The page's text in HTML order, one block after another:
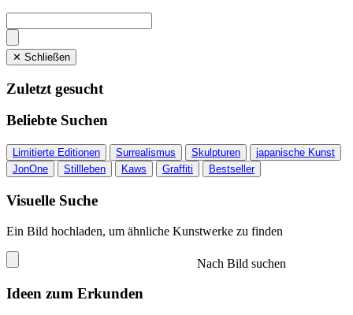
✕ Schließen
Zuletzt gesucht
Beliebte Suchen
Limitierte Editionen Surrealismus Skulpturen
japanische Kunst
JonOne
Stillleben Kaws Graffiti Bestseller
Visuelle Suche
Ein Bild hochladen, um ähnliche Kunstwerke zu finden
Nach Bild suchen
Ideen zum Erkunden